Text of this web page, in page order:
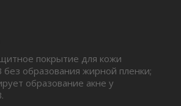
покрытие для кожи
образования жирной пленки;
образование акне у